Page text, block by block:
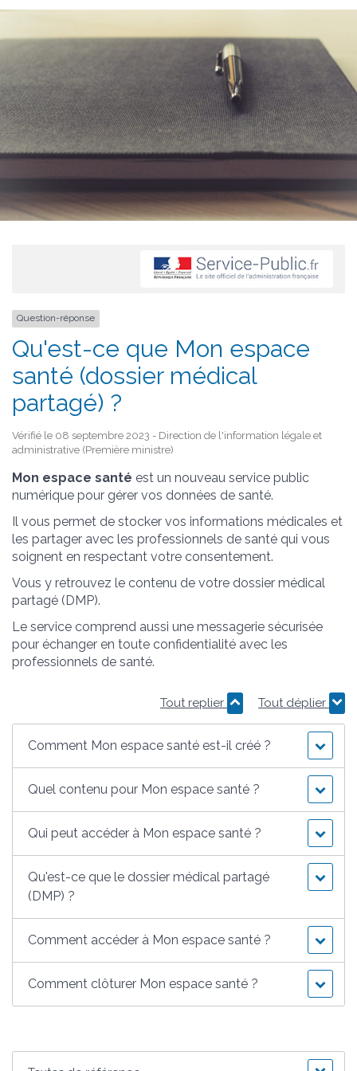
Question-réponse
Qu'est-ce que Mon espace
santé (dossier médical
partagé) ?
Vérifié le 08 septembre 2023 - Direction de l'information légale et
administrative (Première ministre)
Mon espace santé est un nouveau service public
numérique pour gérer vos données de santé.
Il vous permet de stocker vos informations médicales et
les partager avec les professionnels de santé qui vous
soignent en respectant votre consentement.
Vous y retrouvez le contenu de votre dossier médical
partagé (DMP).
Le service comprend aussi une messagerie sécurisée
pour échanger en toute confidentialité avec les
professionnels de santé.
Tout replier Tout déplier
Comment Mon espace santé est-il créé ?
Quel contenu pour Mon espace santé ?
Qui peut accéder à Mon espace santé ?
Qu'est-ce que le dossier médical partagé
(DMP) ?
Comment accéder à Mon espace santé ?
Comment clôturer Mon espace santé ?